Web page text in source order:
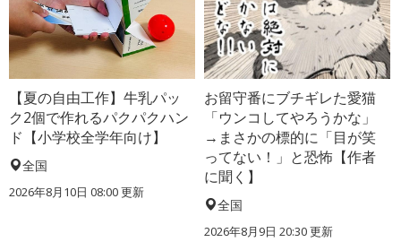
【夏の自由工作】牛乳パッ
ク2個で作れるパクパクハン
ド【小学校全学年向け】
全国
2026年8月10日 08:00更新
お留守番にブチギレた愛猫
「ウンコしてやろうかな」
→まさかの標的に「目が笑
ってない！」と恐怖【作者
に聞く】
全国
2026年8月9日 20:30更新